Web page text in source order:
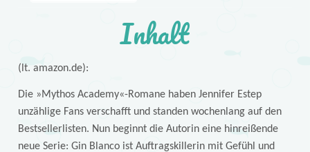
Inhalt
(lt. amazon.de):
Die »Mythos Academy«-Romane haben Jennifer Estep
unzählige Fans verschafft und standen wochenlang auf den
Bestsellerlisten. Nun beginnt die Autorin eine hinreißende
neue Serie: Gin Blanco ist Auftragskillerin mit Gefühl und